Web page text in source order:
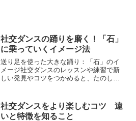
社交ダンスの踊りを磨く！「石」
に乗っていくイメージ法
送り足を使った大きな踊り：「石」のイ
メージ社交ダンスのレッスンや練習で新
しい発見やコツをつかめると、たのしい
にためにしやってみて、新しい発見やコ
ツにつながるといいと思い...
社交ダンスをより楽しむコツ 違
いと特徴を知ること